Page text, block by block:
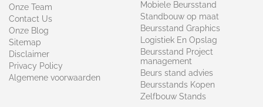
Onze Team
Contact Us
Onze Blog
Sitemap
Disclaimer
Privacy Policy
Algemene voorwaarden
Mobiele Beursstand
Standbouw op maat​
Beursstand Graphics
Logistiek En Opslag
Beursstand Project
management
Beurs stand advies
Beursstands Kopen
Zelfbouw Stands